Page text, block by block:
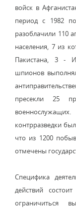
войск в
период с 1982
разоблачили 110
населения, 7 из
Пакистана, 3 -
шпионов
пресекли 25
контрразведки
что из 1200
отмечены
Специфика
действий
ограничиться